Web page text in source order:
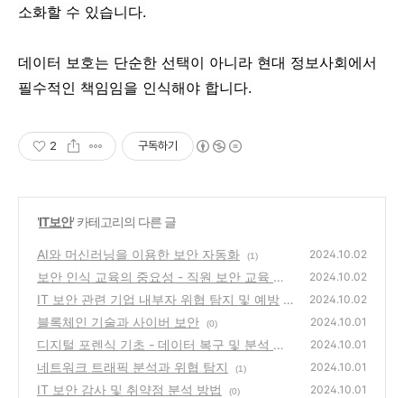
소화할 수 있습니다.
데이터 보호는 단순한 선택이 아니라 현대 정보사회에서
필수적인 책임임을 인식해야 합니다.
2 구독하기
'IT보안' 카테고리의 다른 글
AI와 머신러닝을 이용한 보안 자동화 (1) 2024.10.02
보안 인식 교육의 중요성 - 직원 보안 교육 프
로그램
(2)
2024.10.02
IT 보안 관련 기업 내부자 위협 탐지 및 예방
(1)
2024.10.02
블록체인 기술과 사이버 보안 (0) 2024.10.01
디지털 포렌식 기초 - 데이터 복구 및 분석 기
술
(1)
2024.10.01
네트워크 트래픽 분석과 위협 탐지 (1) 2024.10.01
IT 보안 감사 및 취약점 분석 방법 (0) 2024.10.01